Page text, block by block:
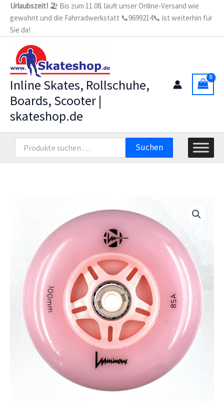
Zum
Inhalt
springen
Urlaubszeit! 🏖️ Bis zum 11.08. läuft unser Online-Versand wie
gewohnt und die Fahrradwerkstatt 📞9699214📞 ist weiterhin für
Sie da!
Inline Skates, Rollschuhe,
Boards, Scooter |
skateshop.de
nach:
Suchen